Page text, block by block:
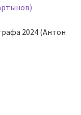
2024 (Антон